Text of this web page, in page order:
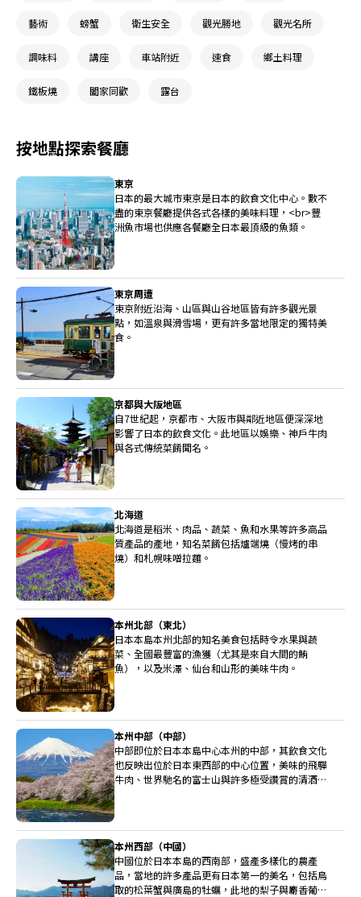
藝術 螃蟹 衛生安全 觀光勝地 觀光名所
調味料 講座 車站附近 速食 鄉土料理
鐵板燒 闔家同歡 露台
按地點探索餐廳
東京
日本的最大城市東京是日本的飲食文化中心。數不
盡的東京餐廳提供各式各樣的美味料理，<br>豐
洲魚市場也供應各餐廳全日本最頂級的魚類。
東京周遭
東京附近沿海、山區與山谷地區皆有許多觀光景
點，如溫泉與滑雪場，更有許多當地限定的獨特美
食。
京都與大阪地區
自7世紀起，京都市、大阪市與鄰近地區便深深地
影響了日本的飲食文化。此地區以娛樂、神戶牛肉
與各式傳統菜餚聞名。
北海道
北海道是稻米、肉品、蔬菜、魚和水果等許多高品
質產品的產地，知名菜餚包括爐端燒（慢烤的串
燒）和札幌味噌拉麵。
本州北部（東北）
日本本島本州北部的知名美食包括時令水果與蔬
菜、全國最豐富的漁獲（尤其是來自大間的鮪
魚），以及米澤、仙台和山形的美味牛肉。
本州中部（中部）
中部即位於日本本島中心本州的中部，其飲食文化
也反映出位於日本東西部的中心位置，美味的飛驒
牛肉、世界馳名的富士山與許多極受讚賞的清酒釀
本州西部（中國）
中國位於日本本島的西南部，盛產多樣化的農產
品，當地的許多產品更有日本第一的美名，包括鳥
取的松葉蟹與廣島的牡蠣，此地的梨子與麝香葡萄